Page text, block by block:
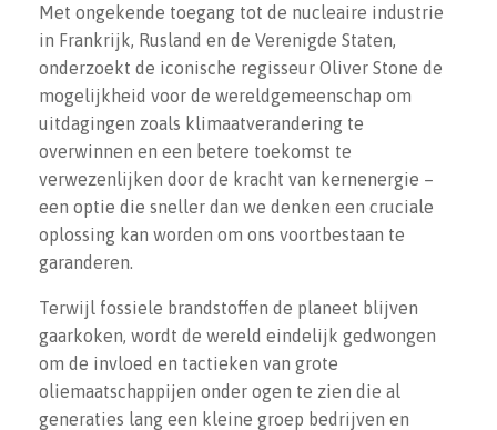
Met ongekende toegang tot de nucleaire industrie
in Frankrijk, Rusland en de Verenigde Staten,
onderzoekt de iconische regisseur Oliver Stone de
mogelijkheid voor de wereldgemeenschap om
uitdagingen zoals klimaatverandering te
overwinnen en een betere toekomst te
verwezenlijken door de kracht van kernenergie –
een optie die sneller dan we denken een cruciale
oplossing kan worden om ons voortbestaan te
garanderen.
Terwijl fossiele brandstoffen de planeet blijven
gaarkoken, wordt de wereld eindelijk gedwongen
om de invloed en tactieken van grote
oliemaatschappijen onder ogen te zien die al
generaties lang een kleine groep bedrijven en